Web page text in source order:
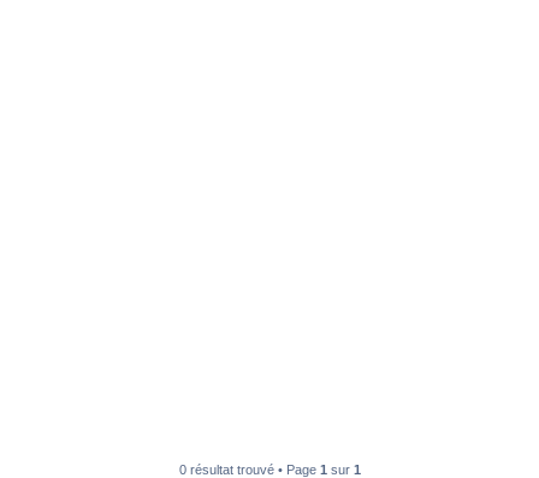
0 résultat trouvé • Page 1 sur 1